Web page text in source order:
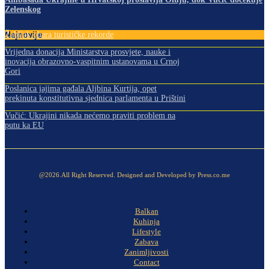
Zelenskog
Najnovije
Žabljak obara turističke rekorde
Vrijedna donacija Ministarstva prosvjete, nauke i
inovacija obrazovno-vaspitnim ustanovama u Crnoj
Gori
Poslanica jajima gađala Aljbina Kurtija, opet
prekinuta konstitutivna sjednica parlamenta u Prištini
Vučić: Ukrajini nikada nećemo praviti problem na
putu ka EU
@2026.All Right Reserved. Designed and Developed by Press.co.me
Balkan
Kuhinja
Lifestyle
Zabava
Zanimljivosti
Contact